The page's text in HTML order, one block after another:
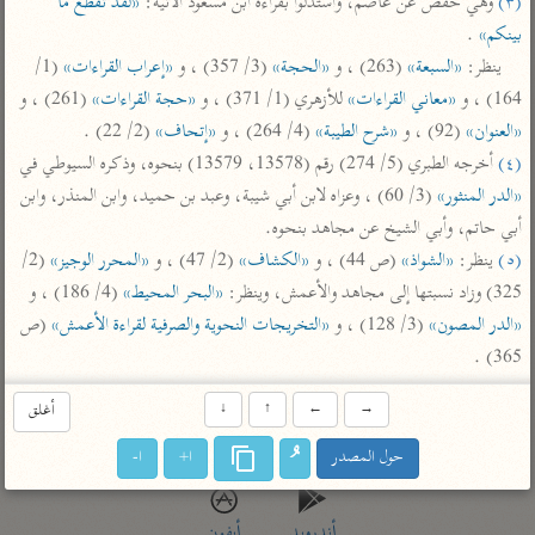
تفسير السمرقندي
تفسير الثعلبي
تفسير أبي السعود
الكشاف للزمخشري
الدر المنثور
تفسير ابن أبي حاتم
تفسير مقاتل
تفسير قتادة
اشترك لتصلك أخبار مشاريعنا
اشترك
راسلنا • تليجرام • تويتر
كنوز•تعليمات• عن الباحث القرآني
بينكم» .
ينظر: «السبعة» (263) ، و «الحجة» (3/ 357) ، و «إعراب القراءات»
164) ، و
«معاني القراءات» للأزهري (1/ 371) ، و «حجة القراءات» (261) ، و
«العنوان» (92) ، و «شرح الطيبة» (4/ 264) ، و «إتحاف» (2/ 22) .
(٤)
أخرجه الطبري (5/ 274) رقم (13578، 13579) بنحوه، وذكره السيوطي في
«الدر المنثور»
أبي حاتم، وأبي الشيخ عن مجاهد بنحوه.
(٥)
ينظر: «الشواذ» (ص 44) ، و «الكشاف» (2/ 47) ، و «المحرر الوجيز»
325) وزاد نسبتها إلى مجاهد والأعمش، وينظر:
«البحر المحيط» (4/ 186) ، و
«الدر المصون» (3/ 128) ، و «التخريجات النحوية والصرفية لقراءة الأعمش»
365) .
أغلق →
←
↑
↓
حول المصدر ا+ ا-